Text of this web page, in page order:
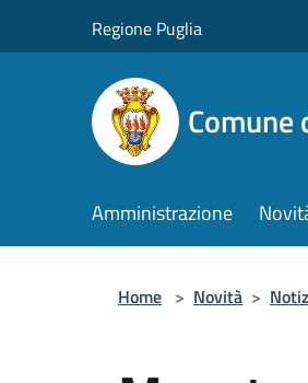
Regione Puglia
Comune
Amministrazione
Home > Novità >